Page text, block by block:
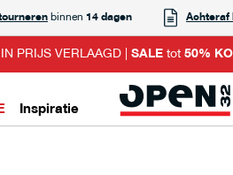
binnen 14 dagen Achteraf
PRIJS VERLAAGD | SALE tot 50%
Inspiratie